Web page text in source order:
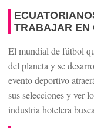
TRABAJAR EN
El mundial de fútbol
del planeta y se
evento deportivo
sus selecciones y ver
industria hotelera